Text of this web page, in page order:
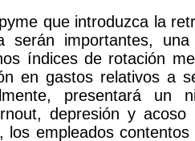
que introduzca la
serán importantes,
índices de rotación
en gastos relativos a
presentará un
depresión y acoso
los empleados